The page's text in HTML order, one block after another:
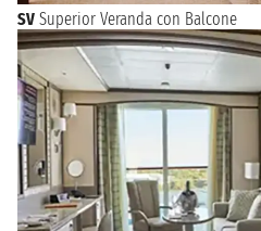
SV Superior Veranda con Balcone